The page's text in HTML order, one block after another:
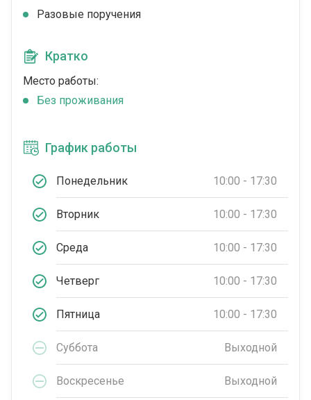
Разовые поручения
Кратко
Место работы:
Без проживания
График работы
Понедельник 10:00 - 17:30
Вторник 10:00 - 17:30
Среда 10:00 - 17:30
Четверг 10:00 - 17:30
Пятница 10:00 - 17:30
Суббота Выходной
Воскресенье Выходной